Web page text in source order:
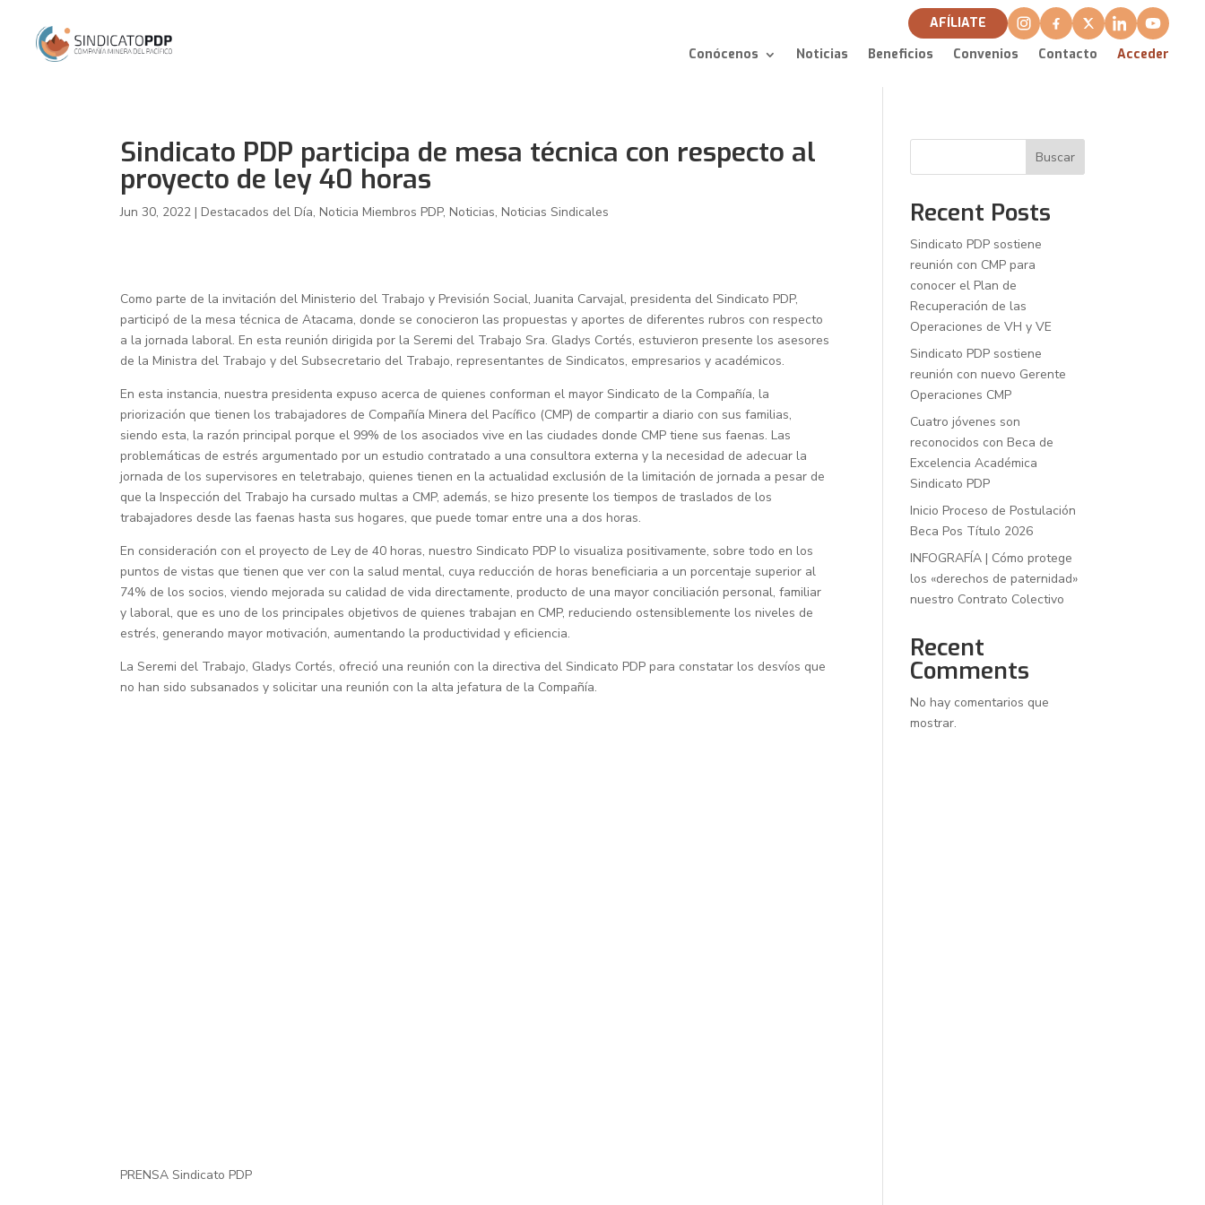
AFÍLIATE
Conócenos
Noticias Beneficios Convenios Contacto Acceder
Sindicato PDP participa de mesa técnica con respecto al
proyecto de ley 40 horas
Jun 30, 2022 |Destacados del Día,Noticia Miembros PDP,Noticias,Noticias Sindicales
Como parte de la invitación del Ministerio del Trabajo y Previsión Social, Juanita Carvajal, presidenta del Sindicato PDP,
participó de la mesa técnica de Atacama, donde se conocieron las propuestas y aportes de diferentes rubros con respecto
a la jornada laboral. En esta reunión dirigida por la Seremi del Trabajo Sra. Gladys Cortés, estuvieron presente los asesores
de la Ministra del Trabajo y del Subsecretario del Trabajo, representantes de Sindicatos, empresarios y académicos.
En esta instancia, nuestra presidenta expuso acerca de quienes conforman el mayor Sindicato de la Compañía, la
priorización que tienen los trabajadores de Compañía Minera del Pacífico (CMP) de compartir a diario con sus familias,
siendo esta, la razón principal porque el 99% de los asociados vive en las ciudades donde CMP tiene sus faenas. Las
problemáticas de estrés argumentado por un estudio contratado a una consultora externa y la necesidad de adecuar la
jornada de los supervisores en teletrabajo, quienes tienen en la actualidad exclusión de la limitación de jornada a pesar de
que la Inspección del Trabajo ha cursado multas a CMP, además, se hizo presente los tiempos de traslados de los
trabajadores desde las faenas hasta sus hogares, que puede tomar entre una a dos horas.
En consideración con el proyecto de Ley de 40 horas, nuestro Sindicato PDP lo visualiza positivamente, sobre todo en los
puntos de vistas que tienen que ver con la salud mental, cuya reducción de horas beneficiaria a un porcentaje superior al
74% de los socios, viendo mejorada su calidad de vida directamente, producto de una mayor conciliación personal, familiar
y laboral, que es uno de los principales objetivos de quienes trabajan en CMP, reduciendo ostensiblemente los niveles de
estrés, generando mayor motivación, aumentando la productividad y eficiencia.
La Seremi del Trabajo, Gladys Cortés, ofreció una reunión con la directiva del Sindicato PDP para constatar los desvíos que
no han sido subsanados y solicitar una reunión con la alta jefatura de la Compañía.
PRENSA Sindicato PDP
Buscar
Recent Posts
Sindicato PDP sostiene
reunión con CMP para
conocer el Plan de
Recuperación de las
Operaciones de VH y VE
Sindicato PDP sostiene
reunión con nuevo Gerente
Operaciones CMP
Cuatro jóvenes son
reconocidos con Beca de
Excelencia Académica
Sindicato PDP
Inicio Proceso de Postulación
Beca Pos Título 2026
INFOGRAFÍA | Cómo protege
los «derechos de paternidad»
nuestro Contrato Colectivo
Recent
Comments
No hay comentarios que
mostrar.